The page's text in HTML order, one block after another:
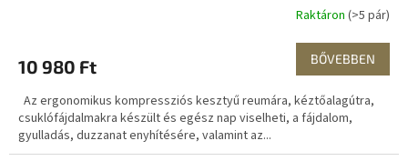
Raktáron (>5 pár)
10 980 Ft BŐVEBBEN
Az ergonomikus kompressziós kesztyű reumára, kéztőalagútra,
csuklófájdalmakra készült és egész nap viselheti, a fájdalom,
gyulladás, duzzanat enyhítésére, valamint az...